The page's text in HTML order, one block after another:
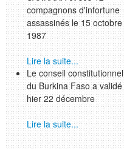
compagnons d'infortune
assassinés le 15 octobre
1987
Lire la suite...
Le conseil constitutionnel
du Burkina Faso a validé
hier 22 décembre
Lire la suite...